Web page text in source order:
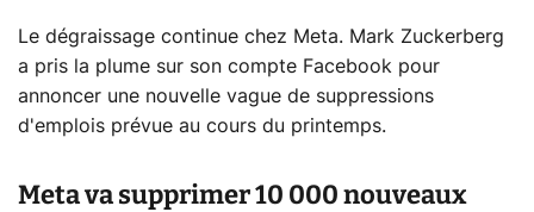
Le dégraissage continue chez Meta. Mark Zuckerberg
a pris la plume sur son compte Facebook pour
annoncer une nouvelle vague de suppressions
d'emplois prévue au cours du printemps.
Meta va supprimer 10 000 nouveaux